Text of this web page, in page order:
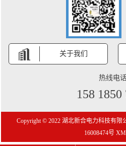
关于我们
热线电
158 1850
Copyright © 2022 湖北新合电力科技有限
16008474号